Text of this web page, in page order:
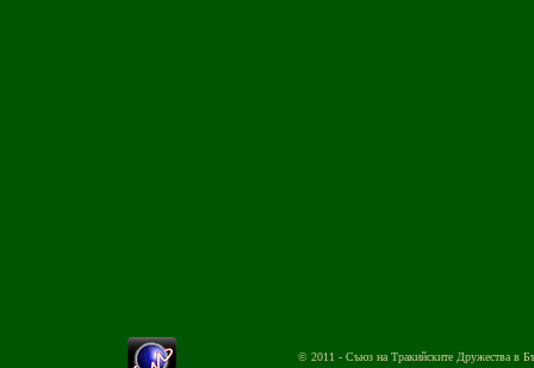
© 2011 - Съюз на Тракийските Дружества в